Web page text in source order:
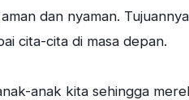
dan nyaman. Tujuannya
cita-cita di masa depan.
anak kita sehingga